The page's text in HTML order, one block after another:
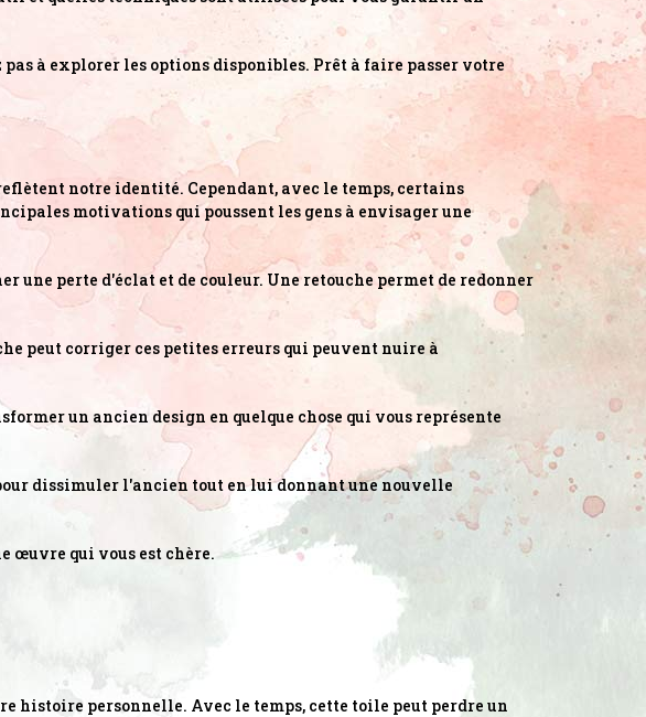
pas à explorer les options disponibles. Prêt à faire passer votre
notre identité. Cependant, avec le temps, certains
motivations qui poussent les gens à envisager une
perte d'éclat et de couleur. Une retouche permet de redonner
peut corriger ces petites erreurs qui peuvent nuire à
un ancien design en quelque chose qui vous représente
dissimuler l'ancien tout en lui donnant une nouvelle
œuvre qui vous est chère.
histoire personnelle. Avec le temps, cette toile peut perdre un